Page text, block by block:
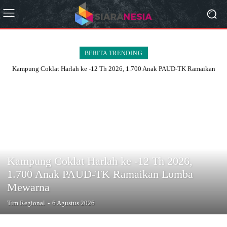
BERITA TRENDING
Kampung Coklat Harlah ke -12 Th 2026, 1.700 Anak PAUD-TK Ramaikan
Kampung Coklat Harlah ke -12 Th 2026,
1.700 Anak PAUD-TK Ramaikan Lomba
Mewarna
Tim Regional - 6 Agustus 2026